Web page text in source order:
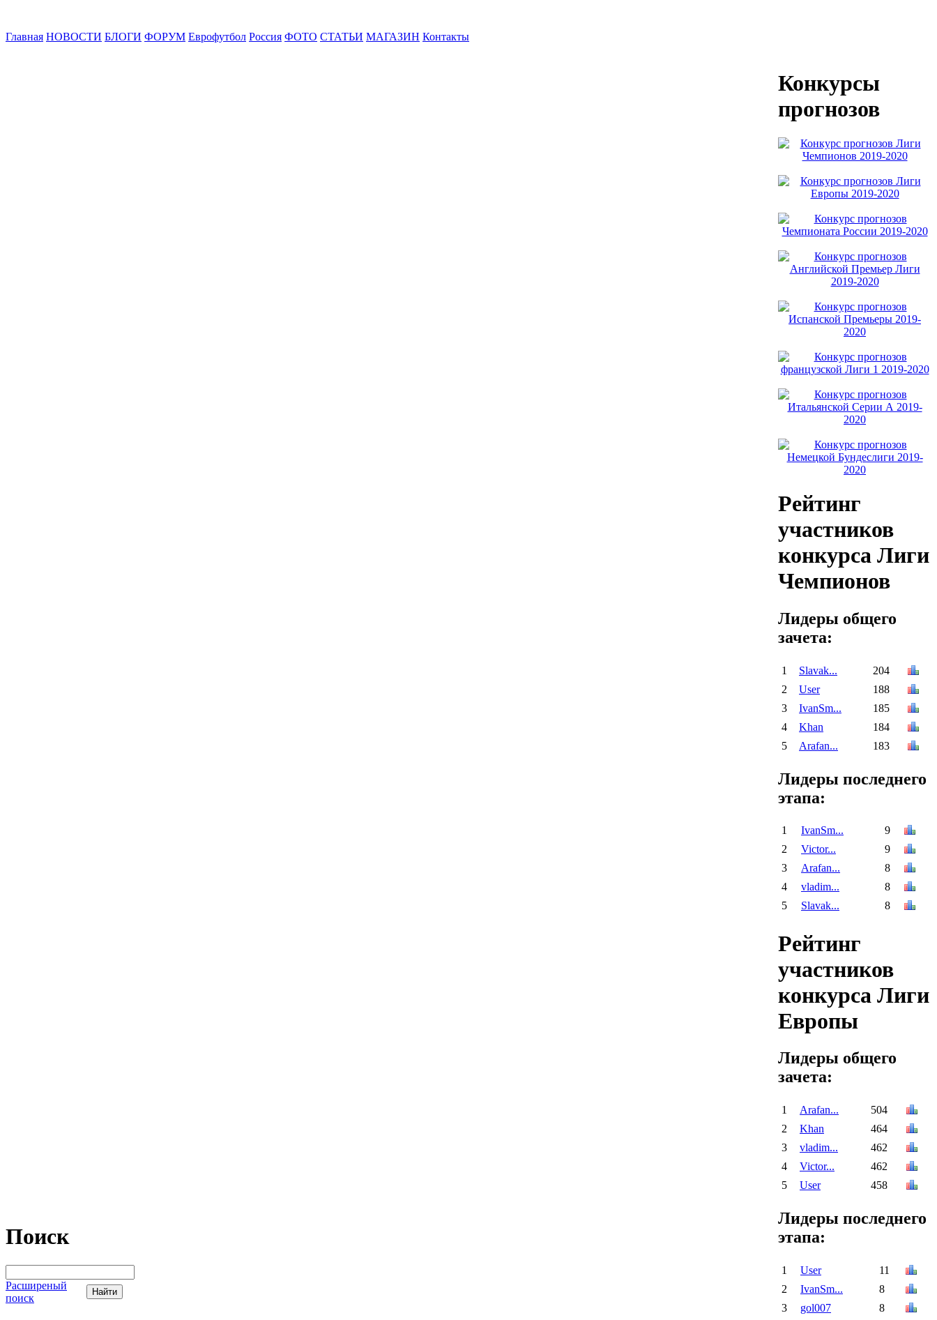
Главная НОВОСТИ БЛОГИ ФОРУМ Еврофутбол Россия ФОТО СТАТЬИ МАГАЗИН Контакты
Поиск
Расширеный
поиск
Конкурсы
прогнозов
Рейтинг
участников
конкурса Лиги
Чемпионов
Лидеры общего
зачета:
1 Slavak...
204
2
User
188
3
IvanSm...
185
4
Khan
184
5
Arafan... 183
Лидеры последнего
этапа:
1 IvanSm...
9
2
Victor...
9
3
Arafan...
8
4
vladim...
8
5
Slavak... 8
Рейтинг
участников
конкурса Лиги
Европы
Лидеры общего
зачета:
1 Arafan...
504
2
Khan
464
3
vladim...
462
4
Victor...
462
5
User 458
Лидеры последнего
этапа:
1 User
11
2
IvanSm...
8
3
gol007
8